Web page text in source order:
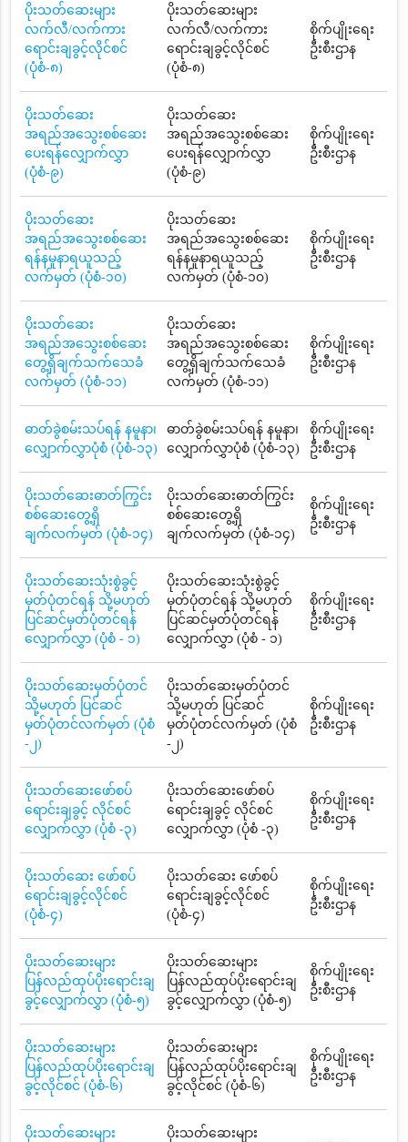
ပိုးသတ်ဆေးများ
လက်လီ/လက်ကား
ရောင်းချခွင့်လိုင်စင်
(ပုံစံ-၈)
ပိုးသတ်ဆေးများ
လက်လီ/လက်ကား
ရောင်းချခွင့်လိုင်စင်
(ပုံစံ-၈)
စိုက်ပျိုးရေး
ဦးစီးဌာန
ပိုးသတ်ဆေး
အရည်အသွေးစစ်ဆေး
ပေးရန်လျှောက်လွှာ
(ပုံစံ-၉)
ပိုးသတ်ဆေး
အရည်အသွေးစစ်ဆေး
ပေးရန်လျှောက်လွှာ
(ပုံစံ-၉)
စိုက်ပျိုးရေး
ဦးစီးဌာန
ပိုးသတ်ဆေး
အရည်အသွေးစစ်ဆေး
ရန်နမူနာရယူသည့်
လက်မှတ် (ပုံစံ-၁၀)
ပိုးသတ်ဆေး
အရည်အသွေးစစ်ဆေး
ရန်နမူနာရယူသည့်
လက်မှတ် (ပုံစံ-၁၀)
စိုက်ပျိုးရေး
ဦးစီးဌာန
ပိုးသတ်ဆေး
အရည်အသွေးစစ်ဆေး
တွေ့ရှိချက်သက်သေခံ
လက်မှတ် (ပုံစံ-၁၁)
ပိုးသတ်ဆေး
အရည်အသွေးစစ်ဆေး
တွေ့ရှိချက်သက်သေခံ
လက်မှတ် (ပုံစံ-၁၁)
စိုက်ပျိုးရေး
ဦးစီးဌာန
ဓာတ်ခွဲစမ်းသပ်ရန် နမူနာ၊
လျှောက်လွှာပုံစံ (ပုံစံ-၁၃)
ဓာတ်ခွဲစမ်းသပ်ရန် နမူနာ၊
လျှောက်လွှာပုံစံ (ပုံစံ-၁၃)
စိုက်ပျိုးရေး
ဦးစီးဌာန
ပိုးသတ်ဆေးဓာတ်ကြွင်း
စစ်ဆေးတွေ့ရှိ
ချက်လက်မှတ် (ပုံစံ-၁၄)
ပိုးသတ်ဆေးဓာတ်ကြွင်း
စစ်ဆေးတွေ့ရှိ
ချက်လက်မှတ် (ပုံစံ-၁၄)
စိုက်ပျိုးရေး
ဦးစီးဌာန
ပိုးသတ်ဆေးသုံးစွဲခွင့်
မှတ်ပုံတင်ရန် သို့မဟုတ်
ပြင်ဆင်မှတ်ပုံတင်ရန်
လျှောက်လွှာ (ပုံစံ - ၁)
ပိုးသတ်ဆေးသုံးစွဲခွင့်
မှတ်ပုံတင်ရန် သို့မဟုတ်
ပြင်ဆင်မှတ်ပုံတင်ရန်
လျှောက်လွှာ (ပုံစံ - ၁)
စိုက်ပျိုးရေး
ဦးစီးဌာန
ပိုးသတ်ဆေးမှတ်ပုံတင်
သို့မဟုတ် ပြင်ဆင်
မှတ်ပုံတင်လက်မှတ် (ပုံစံ
-၂)
ပိုးသတ်ဆေးမှတ်ပုံတင်
သို့မဟုတ် ပြင်ဆင်
မှတ်ပုံတင်လက်မှတ် (ပုံစံ
-၂)
စိုက်ပျိုးရေး
ဦးစီးဌာန
ပိုးသတ်ဆေးဖော်စပ်
ရောင်းချခွင့် လိုင်စင်
လျှောက်လွှာ (ပုံစံ -၃)
ပိုးသတ်ဆေးဖော်စပ်
ရောင်းချခွင့် လိုင်စင်
လျှောက်လွှာ (ပုံစံ -၃)
စိုက်ပျိုးရေး
ဦးစီးဌာန
ပိုးသတ်ဆေး ဖော်စပ်
ရောင်းချခွင့်လိုင်စင်
(ပုံစံ-၄)
ပိုးသတ်ဆေး ဖော်စပ်
ရောင်းချခွင့်လိုင်စင်
(ပုံစံ-၄)
စိုက်ပျိုးရေး
ဦးစီးဌာန
ပိုးသတ်ဆေးများ
ပြန်လည်ထုပ်ပိုးရောင်းချ
ခွင့်လျှောက်လွှာ (ပုံစံ-၅)
ပိုးသတ်ဆေးများ
ပြန်လည်ထုပ်ပိုးရောင်းချ
ခွင့်လျှောက်လွှာ (ပုံစံ-၅)
စိုက်ပျိုးရေး
ဦးစီးဌာန
ပိုးသတ်ဆေးများ
ပြန်လည်ထုပ်ပိုးရောင်းချ
ခွင့်လိုင်စင် (ပုံစံ-၆)
ပိုးသတ်ဆေးများ
ပြန်လည်ထုပ်ပိုးရောင်းချ
ခွင့်လိုင်စင် (ပုံစံ-၆)
စိုက်ပျိုးရေး
ဦးစီးဌာန
ပိုးသတ်ဆေးများ
ပိုးသတ်ဆေးများ